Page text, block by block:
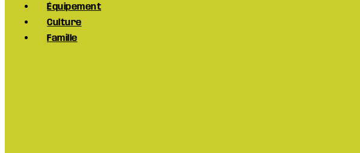
Équipement
Culture
Famille